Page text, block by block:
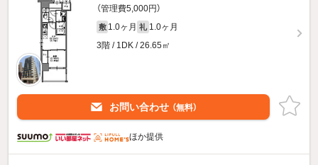
（管理費5,000円）
敷 1.0ヶ月 礼 1.0ヶ月
3階 / 1DK / 26.65㎡
お問い合わせ （無料）
ほか提供